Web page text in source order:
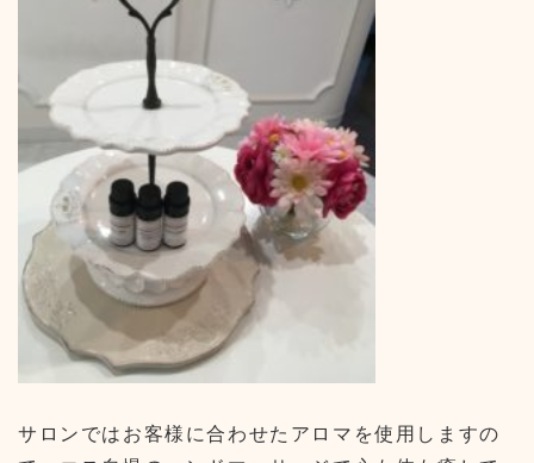
サロンではお客様に合わせたアロマを使用しますの